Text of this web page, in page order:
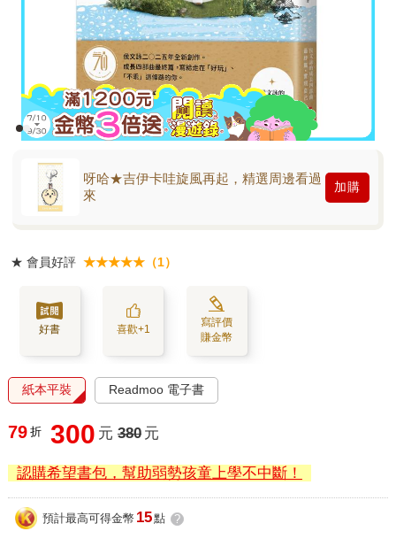
呀哈★吉伊卡哇旋風再起，精選周邊看過
來
加購
★ 會員好評 ★★★★★（1）
好書 喜歡+1
寫評價
賺金幣
紙本平裝 Readmoo 電子書
79 折 300 元 380 元
認購希望書包，幫助弱勢孩童上學不中斷！
預計最高可得金幣 15點 ?